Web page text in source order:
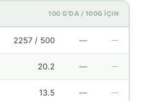
100 G'DA / 100G İÇIN
2257 / 500 — —
20.2 — —
13.5 — —